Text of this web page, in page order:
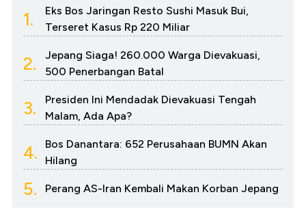
1.
Eks Bos Jaringan Resto Sushi Masuk Bui,
Terseret Kasus Rp 220 Miliar
2.
Jepang Siaga! 260.000 Warga Dievakuasi,
500 Penerbangan Batal
3.
Presiden Ini Mendadak Dievakuasi Tengah
Malam, Ada Apa?
4.
Bos Danantara: 652 Perusahaan BUMN Akan
Hilang
5. Perang AS-Iran Kembali Makan Korban Jepang